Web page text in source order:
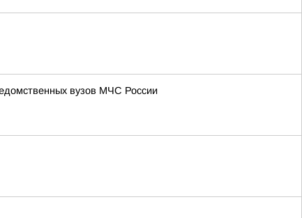
вузов МЧС России